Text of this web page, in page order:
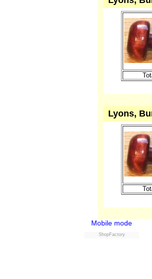
Lyons,
Lyons,